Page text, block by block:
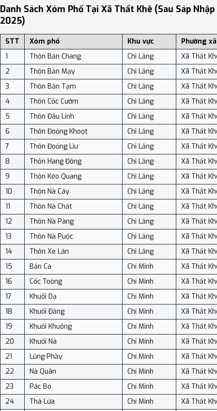
địa điểm tại: VReview.vn - Nền tảng review địa điểm, dịch vụ và du
lịch uy tín tại Việt Nam.
Danh Sách Xóm Phố Tại Xã Thất Khê (sau Sáp Nhập
2025)
STT Xóm phố Khu vực
Phường xã
1
Thôn Bản Chang Chi Lăng
Xã Thất
2
Thôn Bản Mạy Chi Lăng
Xã Thất
3
Thôn Bản Tạm Chi Lăng
Xã Thất
4
Thôn Cốc Cưởm Chi Lăng
Xã Thất
5
Thôn Đâu Linh Chi Lăng
Xã Thất
6
Thôn Đoỏng Khoọt Chi Lăng
Xã Thất
7
Thôn Đoỏng Lìu Chi Lăng
Xã Thất
8
Thôn Hang Đông Chi Lăng
Xã Thất
9
Thôn Kéo Quang Chi Lăng
Xã Thất
10
Thôn Nà Cáy Chi Lăng
Xã Thất
11
Thôn Nà Chát Chi Lăng
Xã Thất
12
Thôn Nà Pàng Chi Lăng
Xã Thất
13
Thôn Nà Puộc Chi Lăng
Xã Thất
14
Thôn Xe Lán Chi Lăng
Xã Thất
15
Bản Ca Chí Minh
Xã Thất
16
Cốc Toòng Chí Minh
Xã Thất
17
Khuổi Dạ Chí Minh
Xã Thất
18
Khuổi Đăng Chí Minh
Xã Thất
19
Khuổi Khuông Chí Minh
Xã Thất
20
Khuổi Nà Chí Minh
Xã Thất
21
Lũng Phầy Chí Minh
Xã Thất
22
Nà Quân Chí Minh
Xã Thất
23
Pác Bó Chí Minh
Xã Thất
24
Thà Lừa Chí Minh
Xã Thất